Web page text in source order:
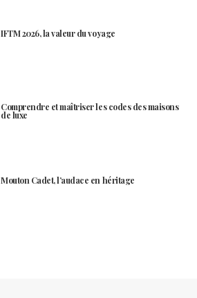
IFTM 2026, la valeur du voyage
Comprendre et maîtriser les codes des maisons
de luxe
Mouton Cadet, l’audace en héritage